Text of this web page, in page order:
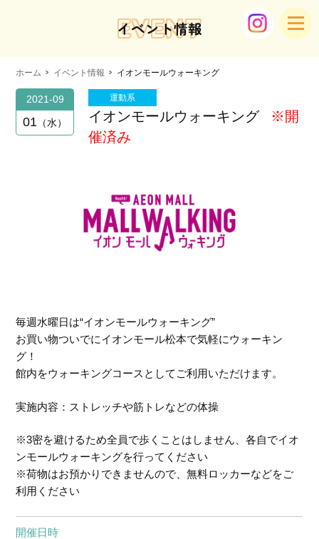
EVENT
イベント情報
ホーム イベント情報 イオンモールウォーキング
2021-09
01 水
運動系
イオンモールウォーキング
※開
催済み
毎週水曜日は“イオンモールウォーキング”
お買い物ついでにイオンモール松本で気軽にウォーキン
グ！
館内をウォーキングコースとしてご利用いただけます。
実施内容：ストレッチや筋トレなどの体操
※3密を避けるため全員で歩くことはしません、各自でイオ
ンモールウォーキングを行ってください
※荷物はお預かりできませんので、無料ロッカーなどをご
利用ください
開催日時